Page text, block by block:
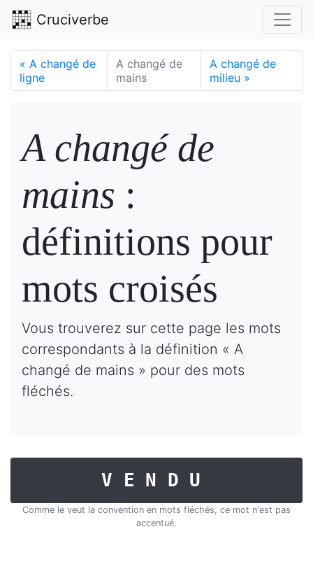
Cruciverbe
« A changé de
ligne
A changé de
mains
A changé de
milieu »
A changé de
mains :
définitions pour
mots croisés
Vous trouverez sur cette page les mots
correspondants à la définition « A
changé de mains » pour des mots
fléchés.
VENDU
Comme le veut la convention en mots fléchés, ce mot n'est pas
accentué.